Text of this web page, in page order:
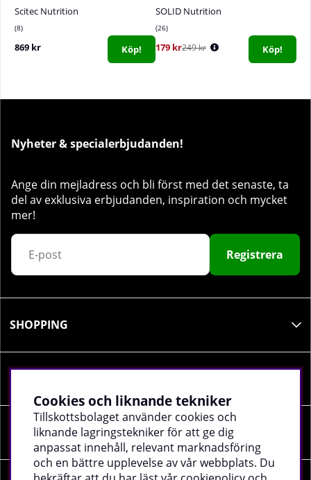
Scitec Nutrition
8
869 kr Köp!
SOLID Nutrition
26
179 kr249 kr Köp!
Nyheter & specialerbjudanden!
Ange din mejladress och bli först med det senaste, ta
del av exklusiva erbjudanden, inspiration och mycket
mer!
Registrera
SHOPPING
SOCIALA MEDIER
Cookies och liknande tekniker
Tillskottsbolaget använder cookies och
liknande lagringstekniker för att ge dig
anpassat innehåll, relevant marknadsföring
och en bättre upplevelse av vår webbplats. Du